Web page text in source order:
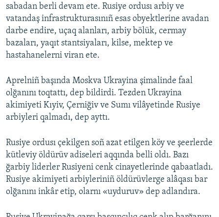
sabadan berli devam ete. Rusiye ordusı arbiy ve
vatandaş infrastrukturasınıñ esas obyektlerine avadan
darbe endire, uçaq alanları, arbiy bölük, cermay
bazaları, yaqıt stantsiyaları, kilse, mektep ve
hastahanelerni viran ete.
Aprelniñ başında Moskva Ukrayina şimalinde faal
olğanını toqtattı, dep bildirdi. Tezden Ukrayina
akimiyeti Kıyiv, Çerniğiv ve Sumı vilâyetinde Rusiye
arbiyleri qalmadı, dep ayttı.
Rusiye ordusı çekilgen soñ azat etilgen köy ve şeerlerde
kütleviy öldürüv adiseleri aqqında belli oldı. Bazı
ğarbiy liderler Rusiyeni cenk cinayetlerinde qabaatladı.
Rusiye akimiyeti arbiyleriniñ öldürüvlerge alâqası bar
olğanını inkâr etip, olarnı «uyduruv» dep adlandıra.